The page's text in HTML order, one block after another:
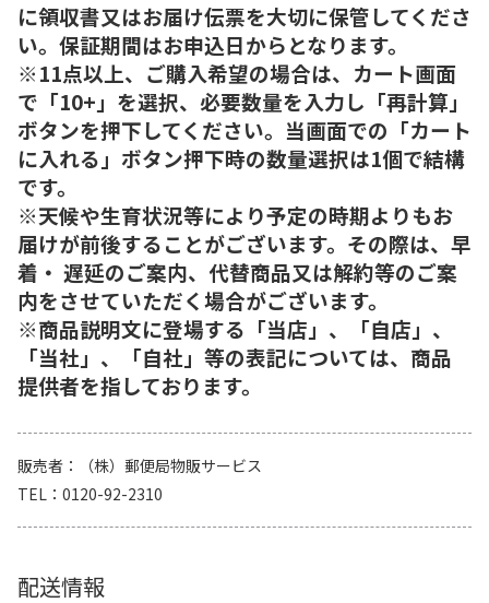
に領収書又はお届け伝票を大切に保管してくださ
い。保証期間はお申込日からとなります。
※11点以上、ご購入希望の場合は、カート画面
で「10+」を選択、必要数量を入力し「再計算」
ボタンを押下してください。当画面での「カート
に入れる」ボタン押下時の数量選択は1個で結構
です。
※天候や生育状況等により予定の時期よりもお
届けが前後することがございます。その際は、早
着・ 遅延のご案内、代替商品又は解約等のご案
内をさせていただく場合がございます。
※商品説明文に登場する「当店」、「自店」、
「当社」、「自社」等の表記については、商品
提供者を指しております。
販売者
（株）郵便局物販サービス
TEL
0120-92-2310
配送情報